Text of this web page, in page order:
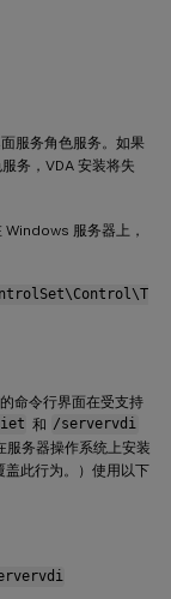
服务角色服务。如果
务，VDA 安装将失
Windows 服务器上，
命令行界面在受支持
和 /servervdi
服务器操作系统上安装
此行为。）使用以下